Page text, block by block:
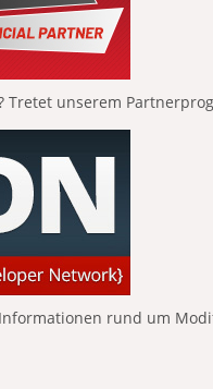
Tretet unserem
rund um